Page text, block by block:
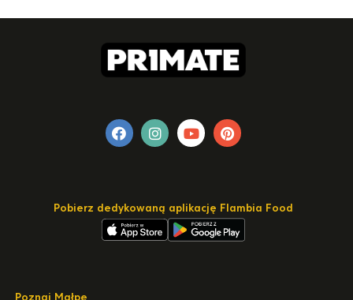
Pobierz dedykowaną aplikację Flambia Food